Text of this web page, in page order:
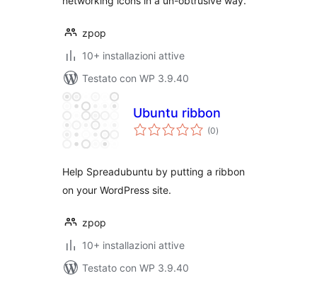
zpop
10+ installazioni attive
Testato con WP 3.9.40
Ubuntu ribbon
(0valutazioni
totali
)
Help Spreadubuntu by putting a ribbon
on your WordPress site.
zpop
10+ installazioni attive
Testato con WP 3.9.40